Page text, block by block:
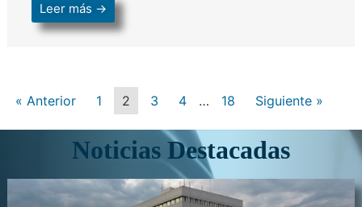
Leer más →
« Anterior 1 2 3 4 … 18 Siguiente »
Noticias Destacadas